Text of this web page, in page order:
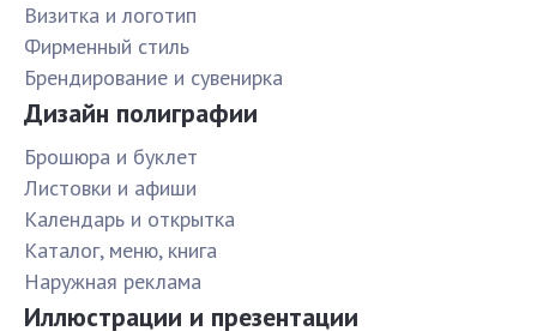
Визитка и логотип
Фирменный стиль
Брендирование и сувенирка
Дизайн полиграфии
Брошюра и буклет
Листовки и афиши
Календарь и открытка
Каталог, меню, книга
Наружная реклама
Иллюстрации и презентации